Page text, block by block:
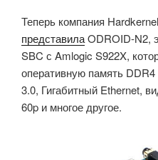
Теперь компания Hardkernel
представилаODROID-N2,
SBC с Amlogic S922X,
оперативную память
3.0, Гигабитный Ethernet,
60p и многое другое.